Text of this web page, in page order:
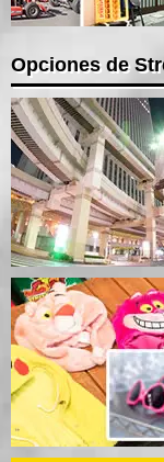
Opciones de